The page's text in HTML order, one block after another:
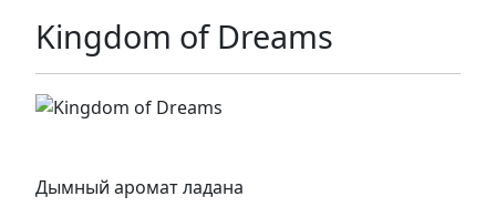
Kingdom of Dreams
Дымный аромат ладана